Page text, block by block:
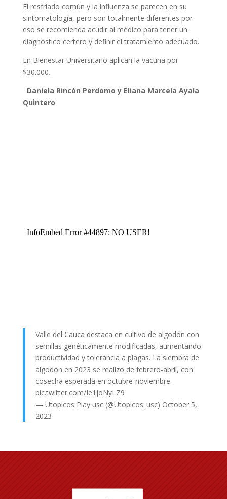
El resfriado común y la influenza se parecen en su
sintomatología, pero son totalmente diferentes por
eso se recomienda acudir al médico para tener un
diagnóstico certero y definir el tratamiento adecuado.
En Bienestar Universitario aplican la vacuna por
$30.000.
Daniela Rincón Perdomo y Eliana Marcela Ayala
Quintero
Valle del Cauca destaca en cultivo de algodón con
semillas genéticamente modificadas, aumentando
productividad y tolerancia a plagas. La siembra de
algodón en 2023 se realizó de febrero-abril, con
cosecha esperada en octubre-noviembre.
pic.twitter.com/Ie1joNyLZ9
— Utopicos Play usc (@Utopicos_usc) October 5,
2023